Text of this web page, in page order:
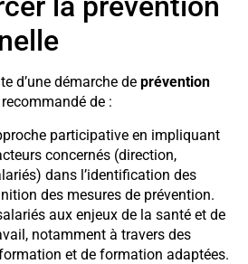
d’une démarche de prévention
de :
participative en impliquant
concernés (direction,
dans l’identification des
des mesures de prévention.
aux enjeux de la santé et de
notamment à travers des
et de formation adaptées.